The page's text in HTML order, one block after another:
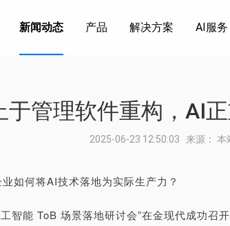
新闻动态 产品 解决方案 AI服务
管理软件重构，AI正
2025-06-23 12:50:03 来源： 本
如何将AI技术落地为实际生产力？
能 ToB 场景落地研讨会”在金现代成功召开